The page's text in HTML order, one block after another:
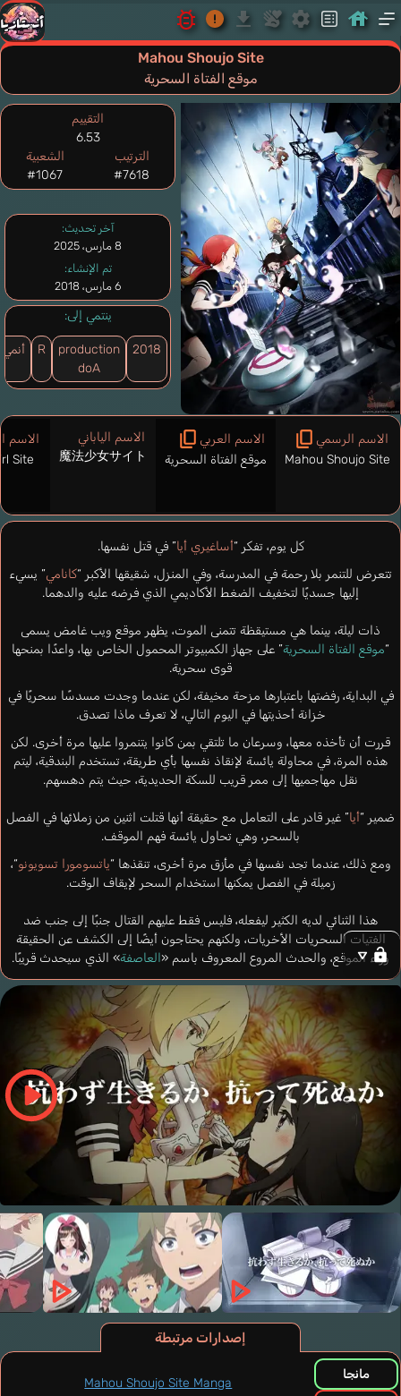
Mahou Shoujo Site
موقع الفتاة السحرية
آخر تحديث:
8 مارس، 2025
تم الإنشاء:
6 مارس، 2018
ينتمي إلى:
2018
production
doA
R أنمي
كل يوم، تفكر “أساغيري أيا” في قتل نفسها.
تتعرض للتنمر بلا رحمة في المدرسة، وفي المنزل، شقيقها الأكبر “كانامي” يسيء
إليها جسديًا لتخفيف الضغط الأكاديمي الذي فرضه عليه والدهما.
ذات ليلة، بينما هي مستيقظة تتمنى الموت، يظهر موقع ويب غامض يسمى
“موقع الفتاة السحرية” على جهاز الكمبيوتر المحمول الخاص بها، واعدًا بمنحها
قوى سحرية.
في البداية، رفضتها باعتبارها مزحة مخيفة، لكن عندما وجدت مسدسًا سحريًا في
خزانة أحذيتها في اليوم التالي، لا تعرف ماذا تصدق.
قررت أن تأخذه معها، وسرعان ما تلتقي بمن كانوا يتنمروا عليها مرة أخرى. لكن
هذه المرة، في محاولة يائسة لإنقاذ نفسها بأي طريقة، تستخدم البندقية، ليتم
نقل مهاجميها إلى ممر قريب للسكة الحديدية، حيث يتم دهسهم.
ضمير “أيا” غير قادر على التعامل مع حقيقة أنها قتلت اثنين من زملائها في الفصل
بالسحر، وهي تحاول يائسة فهم الموقف.
ومع ذلك، عندما تجد نفسها في مأزق مرة أخرى، تنقذها “ياتسومورا تسويونو“،
زميلة في الفصل يمكنها استخدام السحر لإيقاف الوقت.
هذا الثنائي لديه الكثير ليفعله، فليس فقط عليهم القتال جنبًا إلى جنب ضد
الفتيات السحريات الأخريات، ولكنهم يحتاجون أيضًا إلى الكشف عن الحقيقة
وراء الموقع، والحدث المروع المعروف باسم «العاصفة» الذي سيحدث قريبًا.
الاسم الرسمي
Mahou Shoujo Site
الاسم العربي
موقع الفتاة السحرية
الاسم الياباني
魔法少女サイト
الاسم
Site
التقييم
6.53
الترتيب
#7618
الشعبية
#1067
إصدارات مرتبطة
مانجا
Mahou Shoujo Site Manga